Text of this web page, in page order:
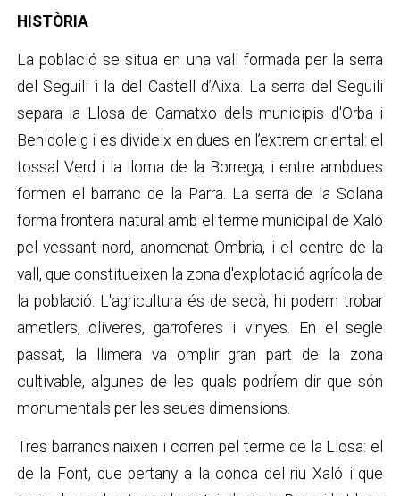
HISTÒRIA
La població se situa en una vall formada per la serra
del Seguili i la del Castell d’Aixa. La serra del Seguili
separa la Llosa de Camatxo dels municipis d'Orba i
Benidoleig i es divideix en dues en l’extrem oriental: el
tossal Verd i la lloma de la Borrega, i entre ambdues
formen el barranc de la Parra. La serra de la Solana
forma frontera natural amb el terme municipal de Xaló
pel vessant nord, anomenat Ombria, i el centre de la
vall, que constitueixen la zona d'explotació agrícola de
la població. L'agricultura és de secà, hi podem trobar
ametlers, oliveres, garroferes i vinyes. En el segle
passat, la llimera va omplir gran part de la zona
cultivable, algunes de les quals podríem dir que són
monumentals per les seues dimensions.
Tres barrancs naixen i corren pel terme de la Llosa: el
de la Font, que pertany a la conca del riu Xaló i que